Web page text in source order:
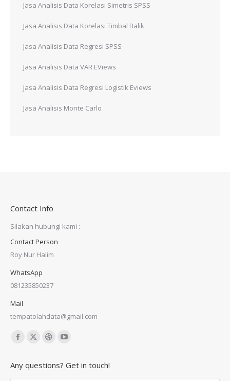
Jasa Analisis Data Korelasi Simetris SPSS
Jasa Analisis Data Korelasi Timbal Balik
Jasa Analisis Data Regresi SPSS
Jasa Analisis Data VAR EViews
Jasa Analisis Data Regresi Logistik Eviews
Jasa Analisis Monte Carlo
Contact Info
Silakan hubungi kami :
Contact Person
Roy Nur Halim
WhatsApp
081235850237
Mail
tempatolahdata@gmail.com
Find us on:
Facebook
opens
X
opens
Dribbble
opensopens
Any questions? Get in touch!